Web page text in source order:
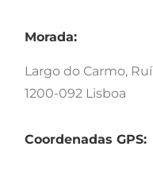
Morada:
Largo do Carmo,
1200-092 Lisboa
Coordenadas GPS: